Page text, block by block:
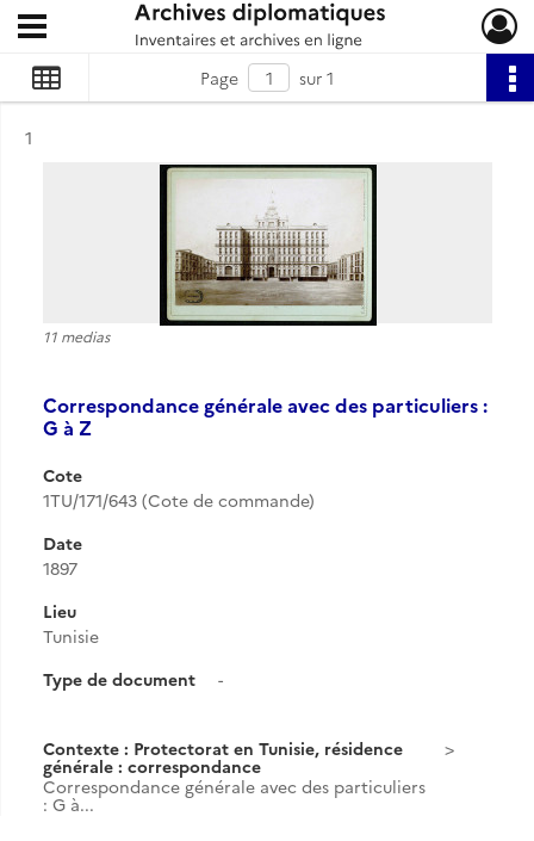
Archives diplomatiques
Ouvrir le menu déroulant
Page sur 1
Résultat n°
1
11 medias
Correspondance générale avec des particuliers :
G à Z
Cote
1TU/171/643 (Cote de commande)
Date
1897
Lieu
Tunisie
Type de document
-
Contexte : Protectorat en Tunisie, résidence
générale : correspondance
Correspondance générale avec des particuliers
: G à...